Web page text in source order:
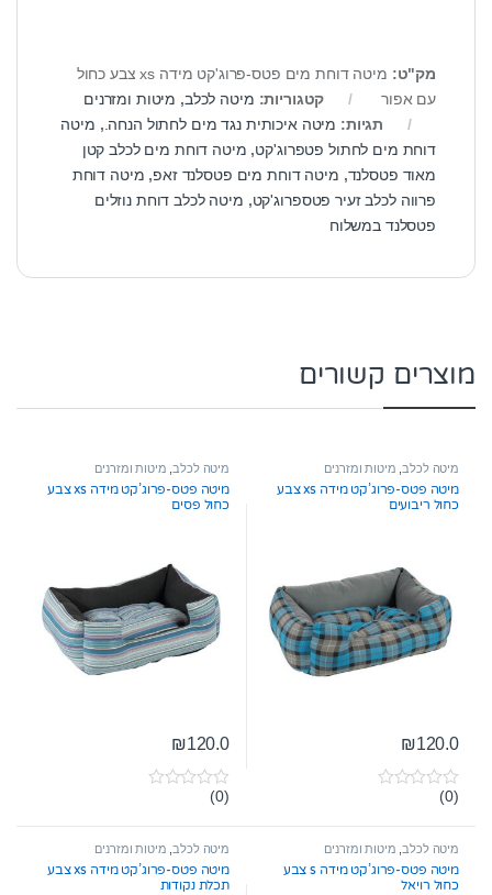
מק"ט:
מיטה דוחת מים פטס-פרוג'קט מידה xs צבע כחול
עם אפור
קטגוריות: מיטה לכלב, מיטות ומזרנים
תגיות: מיטה איכותית נגד מים לחתול הנחה., מיטה
דוחת מים לחתול פטפרוג'קט, מיטה דוחת מים לכלב קטן
מאוד פטסלנד, מיטה דוחת מים פטסלנד זאפ, מיטה דוחת
פרווה לכלב זעיר פטספרוג'קט, מיטה לכלב דוחת נוזלים
פטסלנד במשלוח
מוצרים קשורים
מיטה לכלב, מיטות ומזרנים
מיטה פטס-פרוג’קט מידה xs צבע
כחול ריבועים
₪120.0
0
t
f
5
(0)
מיטה לכלב, מיטות ומזרנים
מיטה פטס-פרוג’קט מידה xs צבע
כחול פסים
₪120.0
0
t
f
5
(0)
מיטה לכלב, מיטות ומזרנים
מיטה פטס-פרוג’קט מידה s צבע
כחול רויאל
מיטה לכלב, מיטות ומזרנים
מיטה פטס-פרוג’קט מידה xs צבע
תכלת נקודות